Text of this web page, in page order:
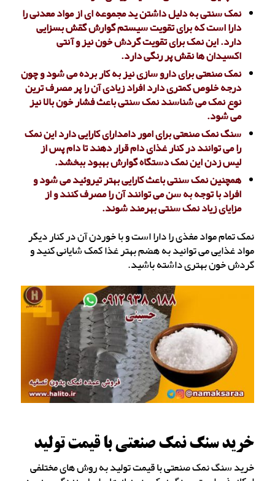
نمک سنتی به دلیل داشتن ید ‌مجموعه ای از مواد معدنی را
دارا است که برای تقویت سیستم گوارش گقش بسزایی
دارد. این نمک برای تقویت گردش خون نیز و آنتی
اکسیدان ها نقش پر رنگی دارد.
نمک صنعتی برای دارو سازی نیز به کار برده می شود و چون
درجه خلوص کمتری دارد افراد زیادی آن را پر مصرف ترین
نوع نمک می شناسند نمک سنتی باعث فشار خون بالا نیز
می شود.
سنگ نمک صنعتی برای امور دامدارای کارایی دارد این نمک
را می توانند در کنار غذای دام قرار دهند تا دام پس از
لیس زدن این نمک دستگاه گوارش بهبود ببخشد.
همچنین نمک سنتی باعث کارایی بهتر تیروئید می شود و
افراد با توجه به سن می توانند آن را مصرف کنند و از
مزایای زیاد نمک سنتی بهرمند شوند.
نمک تمام مواد مغذی را دارا است و با خوردن آن در کنار دیگر
مواد غذایی می توانید به هضم بهتر غذا کمک شایانی کنید و
گردش خون بهتری داشته باشید.
خرید سنگ نمک صنعتی با قیمت تولید
خرید سنگ نمک صنعتی با قیمت تولید به روش های مختلفی